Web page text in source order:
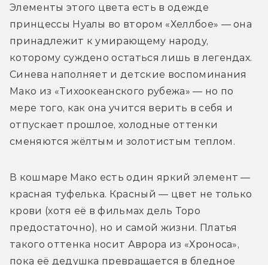
Элементы этого цвета есть в одежде
принцессы Нуалы во втором «Хеллбое» — она
принадлежит к умирающему народу,
которому суждено остаться лишь в легендах.
Синева наполняет и детские воспоминания
Мако из «Тихоокеанского рубежа» — но по
мере того, как она учится верить в себя и
отпускает прошлое, холодные оттенки
сменяются жёлтым и золотистым теплом.
В кошмаре Мако есть один яркий элемент —
красная туфелька. Красный — цвет не только
крови (хотя её в фильмах дель Торо
предостаточно), но и самой жизни. Платья
такого оттенка носит Аврора из «Хроноса»,
пока её дедушка превращается в бледное